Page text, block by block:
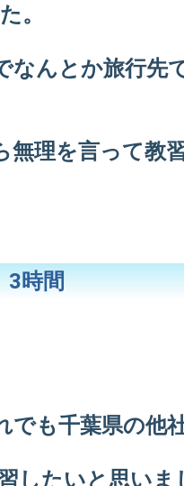
。
んとか旅行先
理を言って教
時間
も千葉県の他
したいと思いま